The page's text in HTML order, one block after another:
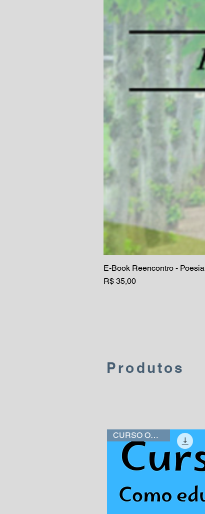
E-Book Reencontro - Poesia
Preço
R$ 35,00
Produtos
CURSO ONLINE